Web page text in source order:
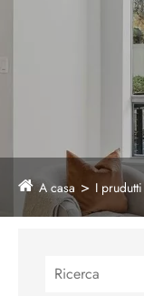
A casa I prudutti